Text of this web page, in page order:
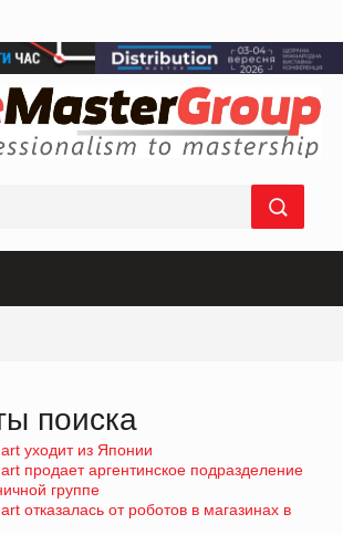
поиска
уходит из Японии
продает аргентинское подразделение
группе
отказалась от роботов в магазинах в